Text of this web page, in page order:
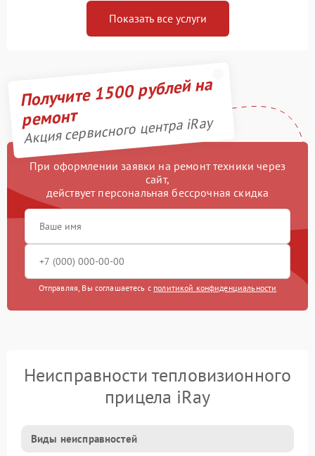
Показать все услуги
Получите 1500 рублей на
ремонт
Акция сервисного центра iRay
При оформлении заявки на ремонт техники через
сайт,
действует персональная бессрочная скидка
Отправляя, Вы соглашаетесь с политикой конфиденциальности
Неисправности тепловизионного
прицела iRay
Виды неисправностей